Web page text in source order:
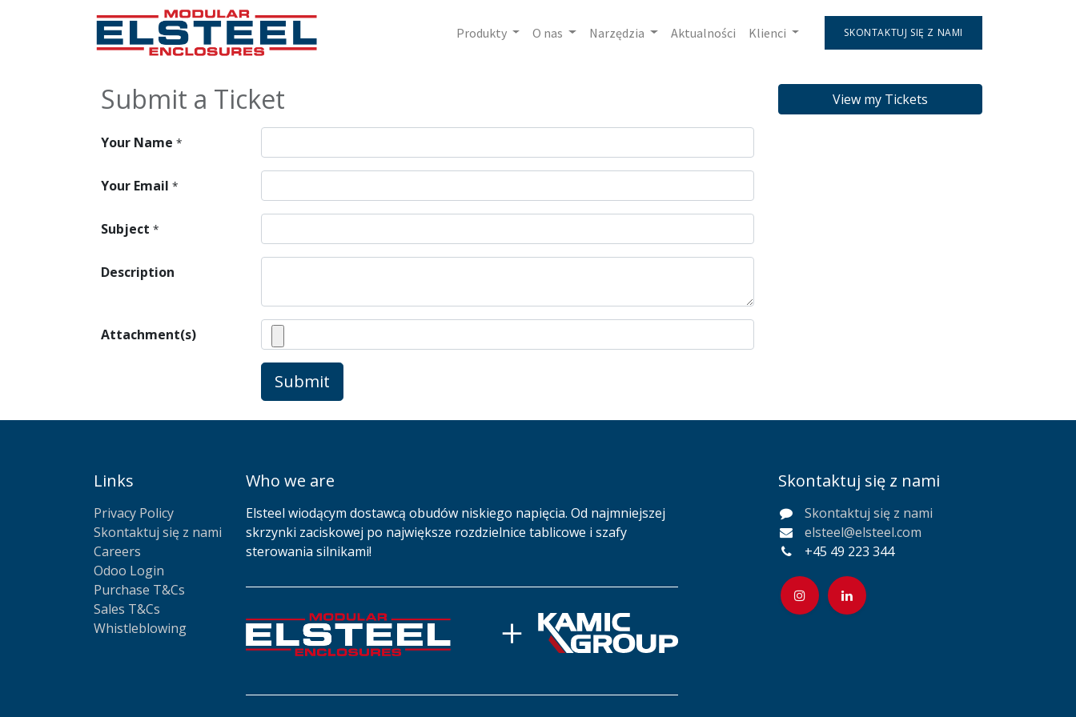
Produkty O nas Narzędzia Aktualności Klienci SKONTAKTUJ SIĘ Z NAMI
Submit a Ticket
Your Name *
Your Email *
Subject *
Description
Attachment(s)
Submit
View my Tickets
Links
Privacy Policy
Skontaktuj się z nami
Careers
Odoo Login
Purchase T&Cs
Sales T&Cs
Whistleblowing
Who we are
Elsteel wiodącym dostawcą obudów niskiego napięcia. Od najmniejszej
skrzynki zaciskowej po największe rozdzielnice tablicowe i szafy
sterowania silnikami!
Skontaktuj się z nami
Skontaktuj się z nami
elsteel@elsteel.com
+45 49 223 344